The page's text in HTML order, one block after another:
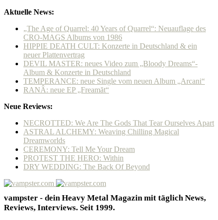
Aktuelle News:
„The Age of Quarrel: 40 Years of Quarrel“: Neuauflage des
CRO-MAGS Albums von 1986
HIPPIE DEATH CULT: Konzerte in Deutschland & ein
neuer Plattenvertrag
DEVIL MASTER: neues Video zum „Bloody Dreams“-
Album & Konzerte in Deutschland
TEMPERANCE: neue Single vom neuen Album „Arcani“
RANÂ: neue EP „Freamăt“
Neue Reviews:
NECROTTED: We Are The Gods That Tear Ourselves Apart
ASTRAL ALCHEMY: Weaving Chilling Magical
Dreamworlds
CEREMONY: Tell Me Your Dream
PROTEST THE HERO: Within
DRY WEDDING: The Back Of Beyond
vampster - dein Heavy Metal Magazin mit täglich News,
Reviews, Interviews. Seit 1999.